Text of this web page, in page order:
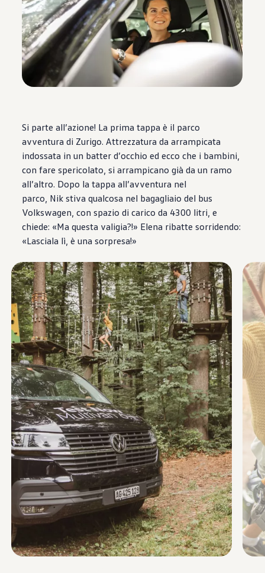
Si parte all’azione! La prima tappa è il parco
avventura di Zurigo. Attrezzatura da arrampicata
indossata in un batter d’occhio ed ecco che i bambini,
con fare spericolato, si arrampicano già da un ramo
all’altro. Dopo la tappa all’avventura nel
parco, Nik stiva qualcosa nel bagagliaio del bus
Volkswagen, con spazio di carico da 4300 litri, e
chiede: «Ma questa valigia?!» Elena ribatte sorridendo:
«Lasciala lì, è una sorpresa!»
Enable fullscreen mode